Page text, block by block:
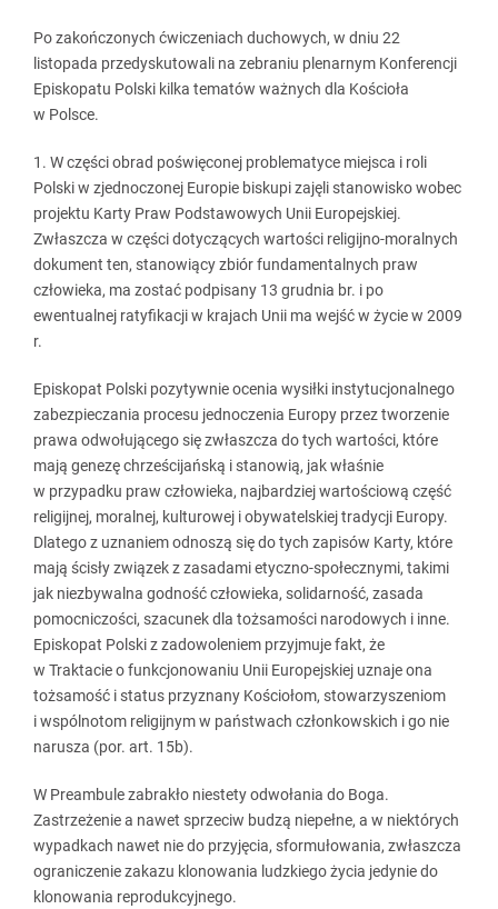
Po zakończonych ćwiczeniach duchowych, w dniu 22
listopada przedyskutowali na zebraniu plenarnym Konferencji
Episkopatu Polski kilka tematów ważnych dla Kościoła
w Polsce.
1. W części obrad poświęconej problematyce miejsca i roli
Polski w zjednoczonej Europie biskupi zajęli stanowisko wobec
projektu Karty Praw Podstawowych Unii Europejskiej.
Zwłaszcza w części dotyczących wartości religijno-moralnych
dokument ten, stanowiący zbiór fundamentalnych praw
człowieka, ma zostać podpisany 13 grudnia br. i po
ewentualnej ratyfikacji w krajach Unii ma wejść w życie w 2009
r.
Episkopat Polski pozytywnie ocenia wysiłki instytucjonalnego
zabezpieczania procesu jednoczenia Europy przez tworzenie
prawa odwołującego się zwłaszcza do tych wartości, które
mają genezę chrześcijańską i stanowią, jak właśnie
w przypadku praw człowieka, najbardziej wartościową część
religijnej, moralnej, kulturowej i obywatelskiej tradycji Europy.
Dlatego z uznaniem odnoszą się do tych zapisów Karty, które
mają ścisły związek z zasadami etyczno-społecznymi, takimi
jak niezbywalna godność człowieka, solidarność, zasada
pomocniczości, szacunek dla tożsamości narodowych i inne.
Episkopat Polski z zadowoleniem przyjmuje fakt, że
w Traktacie o funkcjonowaniu Unii Europejskiej uznaje ona
tożsamość i status przyznany Kościołom, stowarzyszeniom
i wspólnotom religijnym w państwach członkowskich i go nie
narusza (por. art. 15b).
W Preambule zabrakło niestety odwołania do Boga.
Zastrzeżenie a nawet sprzeciw budzą niepełne, a w niektórych
wypadkach nawet nie do przyjęcia, sformułowania, zwłaszcza
ograniczenie zakazu klonowania ludzkiego życia jedynie do
klonowania reprodukcyjnego.